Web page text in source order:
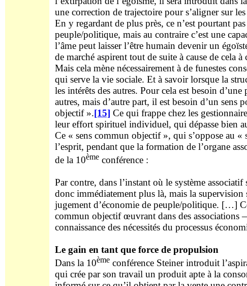
une correction de trajectoire pour s’aligner sur
En y regardant de plus près, ce n’est pourtant
peuple/politique, mais au contraire c’est une
l’âme peut laisser l’être humain devenir un
de marché aspirent tout de suite à cause de cela
Mais cela mène nécessairement à de funestes
qui serve la vie sociale. Et à savoir lorsque la
les intérêts des autres. Pour cela est besoin
autres, mais d’autre part, il est besoin d’un
objectif ».[15] Ce qui frappe chez les
leur effort spirituel individuel, qui dépasse bien
Ce « sens commun objectif », qui s’oppose au
l’esprit, pendant que la formation de l’organe
de la 10èmeconférence :
Par contre, dans l’instant où le système
donc immédiatement plus là, mais la supervision
jugement d’économie de peuple/politique. […]
commun objectif œuvrant dans des associations
connaissance des nécessités du processus
Le gain en tant que force de propulsion
Dans la 10èmeconférence Steiner introduit
qui crée par son travail un produit apte à la